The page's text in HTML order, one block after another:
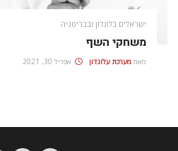
ישראלים בלונדון ובבריטניה
משחקי השף
מאת מערכת עלונדון אפריל 30, 2021